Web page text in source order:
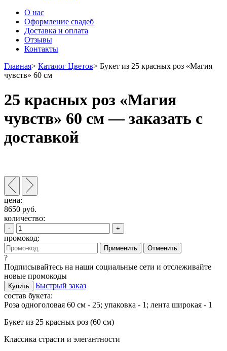
О нас
Оформление свадеб
Доставка и оплата
Отзывы
Контакты
Главная> Каталог Цветов> Букет из 25 красных роз «Магия
чувств» 60 см
25 красных роз «Магия
чувств» 60 см — заказать с
доставкой
цена:
8650 руб.
количество:
- +
промокод:
Применить Отменить
?
Подписывайтесь на наши социальные сети и отслеживайте
новые промокоды
Купить
Быстрый заказ
состав букета:
Роза одноголовая 60 см - 25; упаковка - 1; лента широкая - 1
Букет из 25 красных роз (60 см)
Классика страсти и элегантности